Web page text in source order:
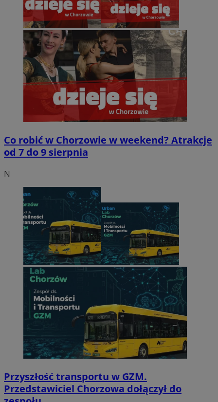
Co robić w Chorzowie w weekend? Atrakcje
od 7 do 9 sierpnia
N
Przyszłość transportu w GZM.
Przedstawiciel Chorzowa dołączył do